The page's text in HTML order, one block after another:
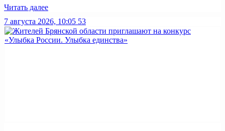
Читать далее
7 августа 2026, 10:05 53